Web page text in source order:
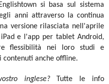
si basa sul sistema
anni attraverso la continua
versione rilasciata nell'aprile
e l'app per tablet Android,
flessibilità nei loro studi e
contenuti anche offline.
inglese?Tutte le info